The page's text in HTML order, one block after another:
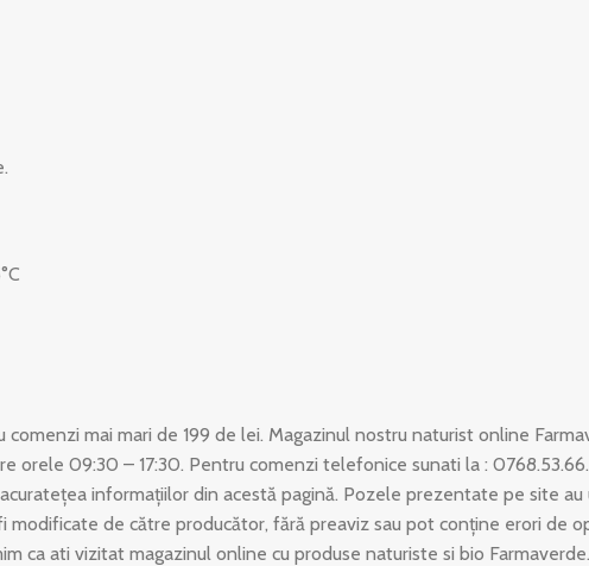
mai mari de 199 de lei. Magazinul nostru naturist online
orele 09:30 – 17:30. Pentru comenzi telefonice sunati la :
informațiilor din acestă pagină. Pozele prezentate pe site au
de către producător, fără preaviz sau pot conține erori de
ca ati vizitat magazinul online cu produse naturiste si bio